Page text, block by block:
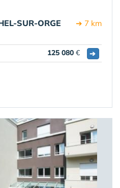
SUR-ORGE ➔ 7 km
125 080 € ➔